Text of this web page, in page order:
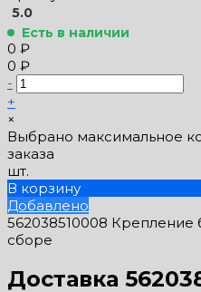
5.0
Есть в наличии
0 ₽
0 ₽
-
+
×
Выбрано максимальное
заказа
шт.
В корзину
Добавлено
562038510008
сборе
Доставка